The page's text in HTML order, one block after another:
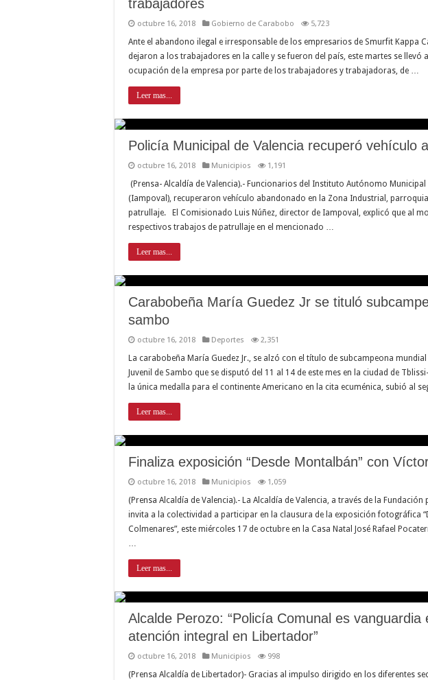
trabajadores
octubre 16, 2018 Gobierno de Carabobo 5,723
Ante el abandono ilegal e irresponsable de los empresarios de Smurfit Kappa
dejaron a los trabajadores en la calle y se fueron del país, este martes se llevó
ocupación de la empresa por parte de los trabajadores y trabajadoras, de …
Leer mas...
Policía Municipal de Valencia recuperó vehículo
octubre 16, 2018 Municipios 1,191
(Prensa- Alcaldía de Valencia).- Funcionarios del Instituto Autónomo Municipal
(Iampoval), recuperaron vehículo abandonado en la Zona Industrial,
patrullaje. El Comisionado Luis Núñez, director de Iampoval, explicó que al
respectivos trabajos de patrullaje en el mencionado …
Leer mas...
Carabobeña María Guedez Jr se tituló
sambo
octubre 16, 2018 Deportes 2,351
La carabobeña María Guedez Jr., se alzó con el título de subcampeona
Juvenil de Sambo que se disputó del 11 al 14 de este mes en la ciudad de
la única medalla para el continente Americano en la cita ecuménica, subió al
Leer mas...
Finaliza exposición “Desde Montalbán” con
octubre 16, 2018 Municipios 1,059
(Prensa Alcaldía de Valencia).- La Alcaldía de Valencia, a través de la
invita a la colectividad a participar en la clausura de la exposición fotográfica
Colmenares”, este miércoles 17 de octubre en la Casa Natal José Rafael
Leer mas...
Alcalde Perozo: “Policía Comunal es vanguardia
atención integral en Libertador”
octubre 16, 2018 Municipios 998
(Prensa Alcaldía de Libertador)- Gracias al impulso dirigido en los diferentes